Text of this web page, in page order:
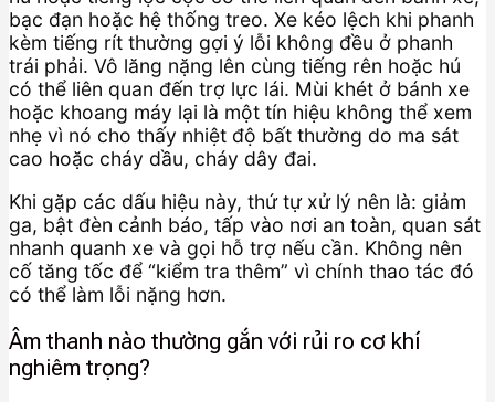
bạc đạn hoặc hệ thống treo. Xe kéo lệch khi phanh
kèm tiếng rít thường gợi ý lỗi không đều ở phanh
trái phải. Vô lăng nặng lên cùng tiếng rên hoặc hú
có thể liên quan đến trợ lực lái. Mùi khét ở bánh xe
hoặc khoang máy lại là một tín hiệu không thể xem
nhẹ vì nó cho thấy nhiệt độ bất thường do ma sát
cao hoặc cháy dầu, cháy dây đai.
Khi gặp các dấu hiệu này, thứ tự xử lý nên là: giảm
ga, bật đèn cảnh báo, tấp vào nơi an toàn, quan sát
nhanh quanh xe và gọi hỗ trợ nếu cần. Không nên
cố tăng tốc để “kiểm tra thêm” vì chính thao tác đó
có thể làm lỗi nặng hơn.
Âm thanh nào thường gắn với rủi ro cơ khí
nghiêm trọng?